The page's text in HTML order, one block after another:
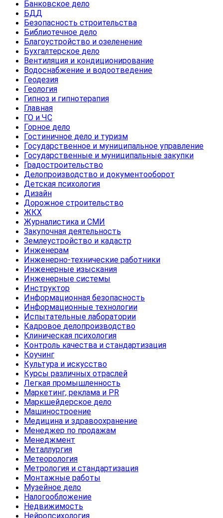
Банковское дело
БДД
Безопасность строительства
Библиотечное дело
Благоустройство и озеленение
Бухгалтерское дело
Вентиляция и кондиционирование
Водоснабжение и водоотведение
Геодезия
Геология
Гипноз и гипнотерапия
Главная
ГО и ЧС
Горное дело
Гостиничное дело и туризм
Государственное и муниципальное управление
Государственные и муниципальные закупки
Градостроительство
Делопроизводство и документооборот
Детская психология
Дизайн
Дорожное строительство
ЖКХ
Журналистика и СМИ
Закупочная деятельность
Землеустройство и кадастр
Инженерам
Инженерно-технические работники
Инженерные изыскания
Инженерные системы
Инструктор
Информационная безопасность
Информационные технологии
Испытательные лаборатории
Кадровое делопроизводство
Клиническая психология
Контроль качества и стандартизация
Коучинг
Культура и искусство
Курсы различных отраслей
Легкая промышленность
Маркетинг, реклама и PR
Маркшейдерское дело
Машиностроение
Медицина и здравоохранение
Менеджер по продажам
Менеджмент
Металлургия
Метеорология
Метрология и стандартизация
Монтажные работы
Музейное дело
Налогообложение
Недвижимость
Нейропсихология